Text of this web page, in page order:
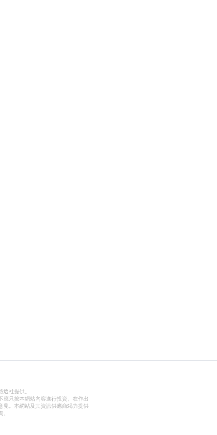
社提供。
只按本網站內容進行投資。在作出
見。本網站及其資訊供應商竭力提供